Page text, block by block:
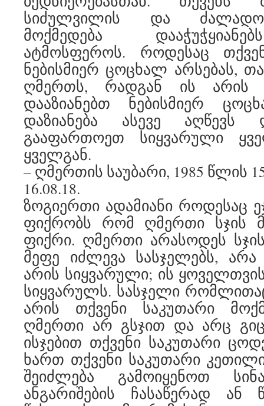
სიძულვილის და
მოქმედება
ატმოსფეროს. როდესაც
ნებისმიერ ცოცხალ არსებას,
ღმერთს, რადგან ის არის
დააზიანებთ ნებისმიერ
დაზიანება ასევე აღწევს
გააფართოეთ სიყვარული
ყველგან.
– ღმერთის საუბარი, 1985 წლის
16.08.18.
ზოგიერთი ადამიანი როდესაც
ფიქრობს რომ ღმერთი სჯის
ფიქრი. ღმერთი არასოდეს
მეფე იძლევა სასჯელებს,
არის სიყვარული; ის
სიყვარულს. სასჯელი
არის თქვენი საკუთარი
ღმერთი არ გსჯით და არც
ისჯებით თქვენი საკუთარი
ხართ თქვენი საკუთარი
შეიძლება გამოიყენოთ
ანგარიშების ჩასაწერად ან